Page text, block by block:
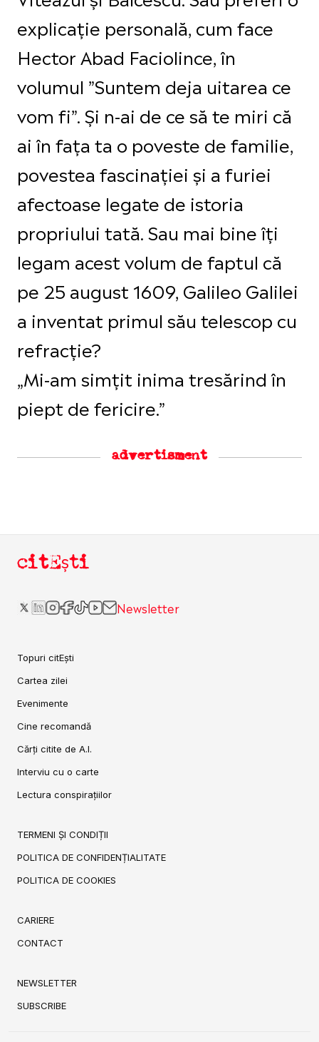
explicație personală, cum face
Hector Abad Faciolince, în
volumul ”Suntem deja uitarea ce
vom fi”. Și n-ai de ce să te miri că
ai în fața ta o poveste de familie,
povestea fascinației și a furiei
afectoase legate de istoria
propriului tată. Sau mai bine îți
legam acest volum de faptul că
pe 25 august 1609, Galileo Galilei
a inventat primul său telescop cu
refracție?
„Mi-am simțit inima tresărind în
piept de fericire.”
advertisment
citEști
Newsletter
Topuri citEști
Cartea zilei
Evenimente
Cine recomandă
Cărți citite de A.I.
Interviu cu o carte
Lectura conspirațiilor
TERMENI ȘI CONDIȚII
POLITICA DE CONFIDENȚIALITATE
POLITICA DE COOKIES
CARIERE
CONTACT
NEWSLETTER
SUBSCRIBE